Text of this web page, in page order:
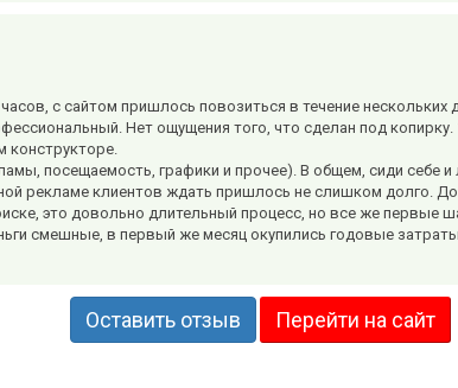
с сайтом пришлось повозиться в течение
Нет ощущения того, что сделан под
конструкторе.
посещаемость, графики и прочее). В общем, сиди себе и
рекламе клиентов ждать пришлось не слишком долго.
это довольно длительный процесс, но все же первые
смешные, в первый же месяц окупились годовые
Оставить отзыв
Перейти на сайт